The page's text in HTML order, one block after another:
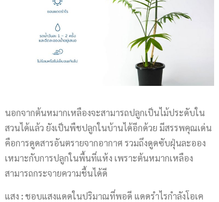
นอกจากต้นหมากเหลืองจะสามารถปลูกเป็นไม้ประดับใน
สวนได้แล้ว ยังเป็นพืชปลูกในบ้านได้อีกด้วย มีสรรพคุณเด่น
คือการดูดสารอันตรายจากอากาศ รวมถึงดูดซับฝุ่นละออง
เหมาะกับการปลูกในพื้นที่แห้ง เพราะต้นหมากเหลือง
สามารถกระจายความชื้นได้ดี
แสง : ชอบแสงแดดในปริมาณที่พอดี แดดรำไรกำลังโอเค